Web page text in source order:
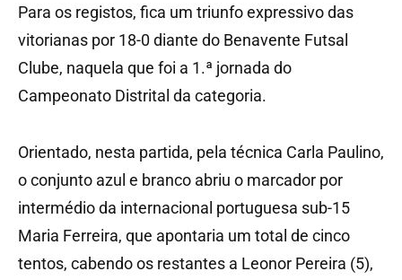
Para os registos, fica um triunfo expressivo das
vitorianas por 18-0 diante do Benavente Futsal
Clube, naquela que foi a 1.ª jornada do
Campeonato Distrital da categoria.
Orientado, nesta partida, pela técnica Carla Paulino,
o conjunto azul e branco abriu o marcador por
intermédio da internacional portuguesa sub-15
Maria Ferreira, que apontaria um total de cinco
tentos, cabendo os restantes a Leonor Pereira (5),